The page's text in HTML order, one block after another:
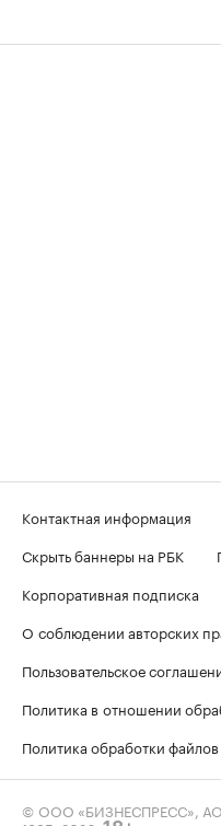
Контактная информация
Скрыть баннеры на РБК
Корпоративная подписка
О соблюдении авторских
Пользовательское
Политика в отношении
Политика обработки
© ООО «БИЗНЕСПРЕСС»,